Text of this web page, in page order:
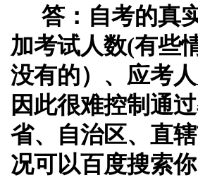
答：自考的真
加考试人数(有些
没有的）、应考
因此很难控制通
省、自治区、直
况可以百度搜索